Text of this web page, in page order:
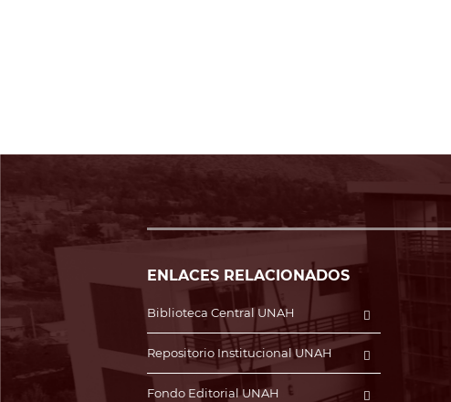
ENLACES RELACIONADOS
Biblioteca Central UNAH
Repositorio Institucional UNAH
Fondo Editorial UNAH